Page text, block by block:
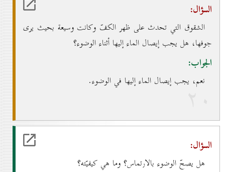
السؤال:
الشقوق التي تحدث على ظهر الكفّ وكانت وسيعة بحيث يرى
جوفها، هل يجب إيصال الماء إليها أثناء الوضوء؟
الجواب:
نعم، يجب إيصال الماء إليها في الوضوء.
۲٠
السؤال:
هل يصحّ الوضوء بالارتماس؟ وما هي كيفيّته؟